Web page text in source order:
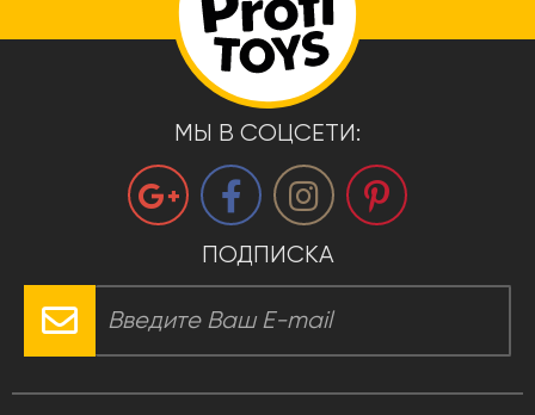
МЫ В СОЦСЕТИ:
ПОДПИСКА